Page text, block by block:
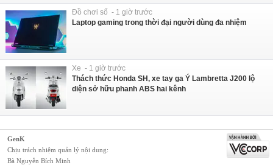
Đồ chơi số - 1 giờ trước
Laptop gaming trong thời đại người dùng đa nhiệm
Xe - 1 giờ trước
Thách thức Honda SH, xe tay ga Ý Lambretta J200 lộ
diện sở hữu phanh ABS hai kênh
GenK
Chịu trách nhiệm quản lý nội dung:
Bà Nguyễn Bích Minh